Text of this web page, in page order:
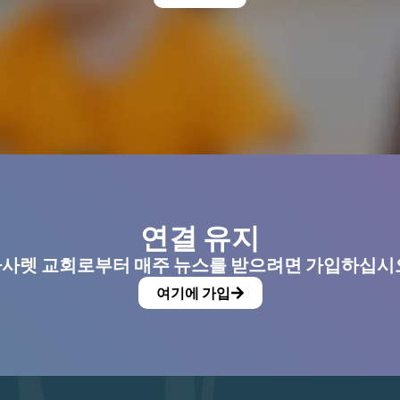
연결 유지
렛 교회로부터 매주 뉴스를 받으려면 가입하십시
여기에 가입